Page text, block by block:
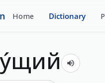
Home Dictionary